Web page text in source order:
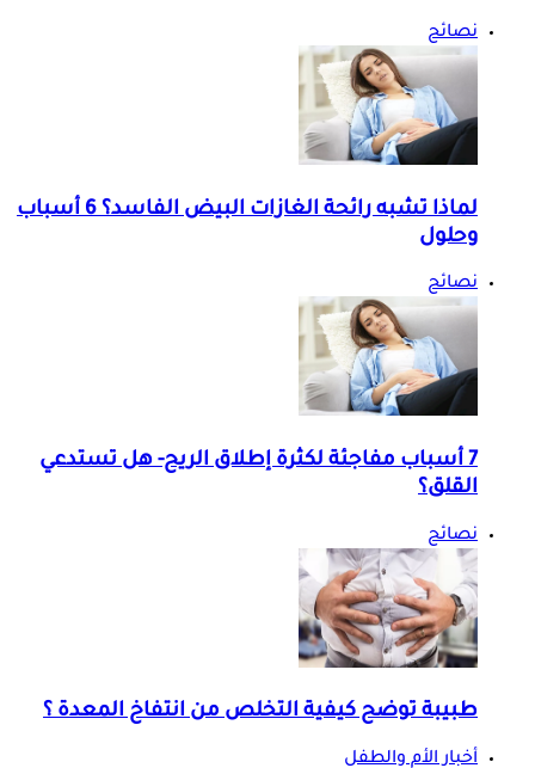
نصائح
لماذا تشبه رائحة الغازات البيض الفاسد؟ 6 أسباب
وحلول
نصائح
7 أسباب مفاجئة لكثرة إطلاق الريح- هل تستدعي
القلق؟
نصائح
طبيبة توضح كيفية التخلص من انتفاخ المعدة ؟
أخبار الأم والطفل